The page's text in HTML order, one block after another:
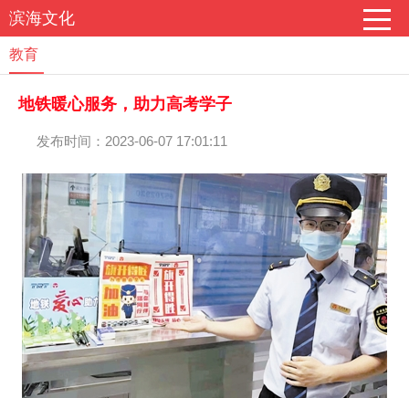
滨海文化
教育
地铁暖心服务，助力高考学子
发布时间：2023-06-07 17:01:11